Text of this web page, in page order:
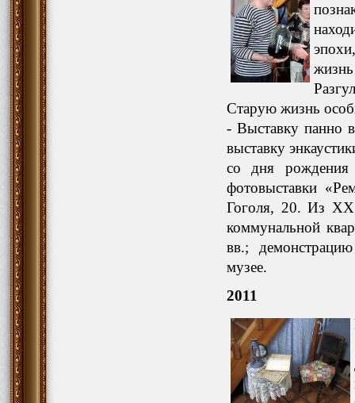
Старую жизнь
- Выставку панно
выставку
со дня рождения
фотовыставки
Гоголя, 20. Из XX
коммунальной
вв.;
музее.
2011